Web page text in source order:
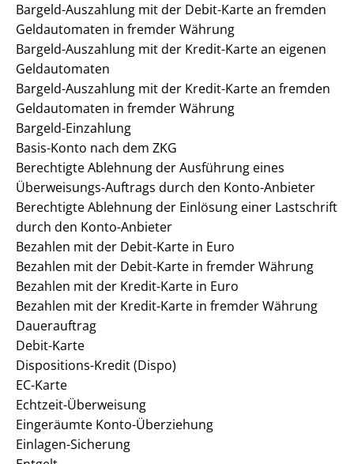
Bargeld-Auszahlung mit der Debit-Karte an fremden
Geldautomaten in fremder Währung
Bargeld-Auszahlung mit der Kredit-Karte an eigenen
Geldautomaten
Bargeld-Auszahlung mit der Kredit-Karte an fremden
Geldautomaten in fremder Währung
Bargeld-Einzahlung
Basis-Konto nach dem ZKG
Berechtigte Ablehnung der Ausführung eines
Überweisungs-Auftrags durch den Konto-Anbieter
Berechtigte Ablehnung der Einlösung einer Lastschrift
durch den Konto-Anbieter
Bezahlen mit der Debit-Karte in Euro
Bezahlen mit der Debit-Karte in fremder Währung
Bezahlen mit der Kredit-Karte in Euro
Bezahlen mit der Kredit-Karte in fremder Währung
Dauerauftrag
Debit-Karte
Dispositions-Kredit (Dispo)
EC-Karte
Echtzeit-Überweisung
Eingeräumte Konto-Überziehung
Einlagen-Sicherung